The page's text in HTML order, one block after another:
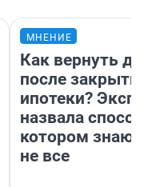
МНЕНИЕ
Как вернуть
после
ипотеки?
назвала
котором
не все